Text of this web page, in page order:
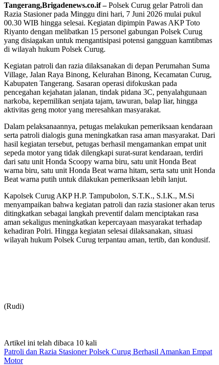
Tangerang,Brigadenews.co.if –Polsek Curug gelar Patroli dan
Razia Stasioner pada Minggu dini hari, 7 Juni 2026 mulai pukul
00.30 WIB hingga selesai. Kegiatan dipimpin Pawas AKP Toto
Riyanto dengan melibatkan 15 personel gabungan Polsek Curug
yang disiagakan untuk mengantisipasi potensi gangguan kamtibmas
di wilayah hukum Polsek Curug.
Kegiatan patroli dan razia dilaksanakan di depan Perumahan Suma
Village, Jalan Raya Binong, Kelurahan Binong, Kecamatan Curug,
Kabupaten Tangerang. Sasaran operasi difokuskan pada
pencegahan kejahatan jalanan, tindak pidana 3C, penyalahgunaan
narkoba, kepemilikan senjata tajam, tawuran, balap liar, hingga
aktivitas geng motor yang meresahkan masyarakat.
Dalam pelaksanaannya, petugas melakukan pemeriksaan kendaraan
serta patroli dialogis guna meningkatkan rasa aman masyarakat. Dari
hasil kegiatan tersebut, petugas berhasil mengamankan empat unit
sepeda motor yang tidak dilengkapi surat-surat kendaraan, terdiri
dari satu unit Honda Scoopy warna biru, satu unit Honda Beat
warna biru, satu unit Honda Beat warna hitam, serta satu unit Honda
Beat warna putih untuk dilakukan pemeriksaan lebih lanjut.
Kapolsek Curug AKP H.P. Tampubolon, S.T.K., S.I.K., M.Si
menyampaikan bahwa kegiatan patroli dan razia stasioner akan terus
ditingkatkan sebagai langkah preventif dalam menciptakan rasa
aman sekaligus meningkatkan kepercayaan masyarakat terhadap
kehadiran Polri. Hingga kegiatan selesai dilaksanakan, situasi
wilayah hukum Polsek Curug terpantau aman, tertib, dan kondusif.
(Rudi)
Artikel ini telah dibaca 10 kali
Patroli dan Razia Stasioner Polsek Curug Berhasil Amankan Empat
Motor